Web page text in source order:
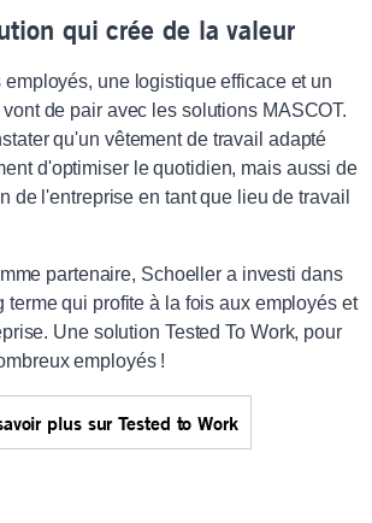
qui crée de la valeur
employés, une logistique efficace et un
de pair avec les solutions MASCOT.
qu'un vêtement de travail adapté
d'optimiser le quotidien, mais aussi de
de l'entreprise en tant que lieu de travail
partenaire, Schoeller a investi dans
terme qui profite à la fois aux employés et
Une solution Tested To Work, pour
employés !
plus sur Tested to Work